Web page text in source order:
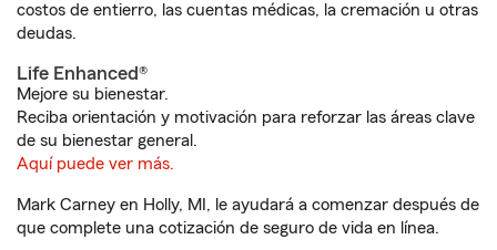
costos de entierro, las cuentas médicas, la cremación u otras
deudas.
Life Enhanced®
Mejore su bienestar.
Reciba orientación y motivación para reforzar las áreas clave
de su bienestar general.
Aquí puede ver más.
Mark Carney en Holly, MI, le ayudará a comenzar después de
que complete una cotización de seguro de vida en línea.